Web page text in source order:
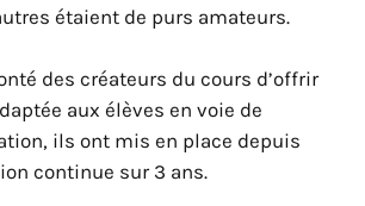
étaient de purs amateurs.
des créateurs du cours d’offrir
aux élèves en voie de
ils ont mis en place depuis
continue sur 3 ans.